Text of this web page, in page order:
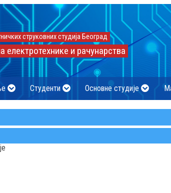
струковних студија Београд
и рачунарства
Студенти Основне студије